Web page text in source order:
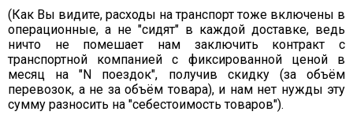
(Как Вы видите, расходы на транспорт тоже включены в
операционные, а не "сидят" в каждой доставке, ведь
ничто не помешает нам заключить контракт с
транспортной компанией с фиксированной ценой в
месяц на "N поездок", получив скидку (за объём
перевозок, а не за объём товара), и нам нет нужды эту
сумму разносить на "себестоимость товаров").